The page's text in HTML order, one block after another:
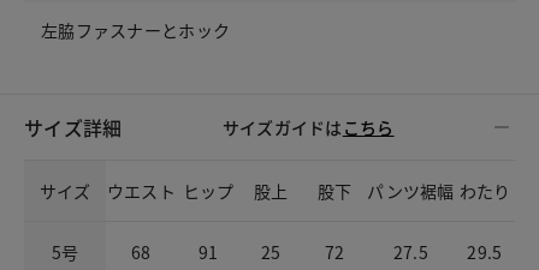
左脇ファスナーとホック
サイズ詳細 サイズガイドは こちら
サイズ ウエスト ヒップ 股上 股下 パンツ裾幅 わたり
5号 68 91 25 72 27.5 29.5